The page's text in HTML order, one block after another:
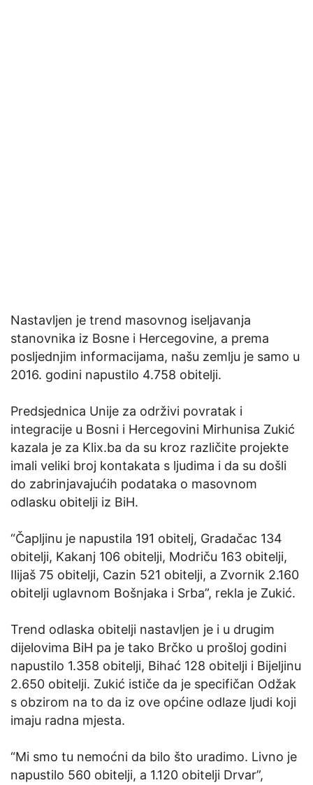
Nastavljen je trend masovnog iseljavanja
stanovnika iz Bosne i Hercegovine, a prema
posljednjim informacijama, našu zemlju je samo u
2016. godini napustilo 4.758 obitelji.
Predsjednica Unije za održivi povratak i
integracije u Bosni i Hercegovini Mirhunisa Zukić
kazala je za Klix.ba da su kroz različite projekte
imali veliki broj kontakata s ljudima i da su došli
do zabrinjavajućih podataka o masovnom
odlasku obitelji iz BiH.
“Čapljinu je napustila 191 obitelj, Gradačac 134
obitelji, Kakanj 106 obitelji, Modriču 163 obitelji,
Ilijaš 75 obitelji, Cazin 521 obitelji, a Zvornik 2.160
obitelji uglavnom Bošnjaka i Srba”, rekla je Zukić.
Trend odlaska obitelji nastavljen je i u drugim
dijelovima BiH pa je tako Brčko u prošloj godini
napustilo 1.358 obitelji, Bihać 128 obitelji i Bijeljinu
2.650 obitelji. Zukić ističe da je specifičan Odžak
s obzirom na to da iz ove općine odlaze ljudi koji
imaju radna mjesta.
“Mi smo tu nemoćni da bilo što uradimo. Livno je
napustilo 560 obitelji, a 1.120 obitelji Drvar”,